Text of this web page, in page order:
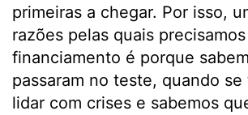
primeiras a chegar. Por isso,
razões pelas quais
financiamento é porque
passaram no teste, quando
lidar com crises e sabemos